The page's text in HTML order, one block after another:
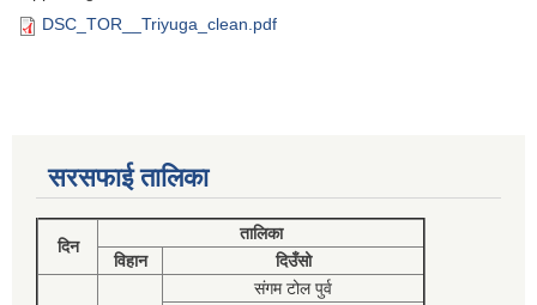
DSC_TOR__Triyuga_clean.pdf
सरसफाई तालिका
दिन
तालिका
विहान
दिउँसो
संगम टोल पुर्व